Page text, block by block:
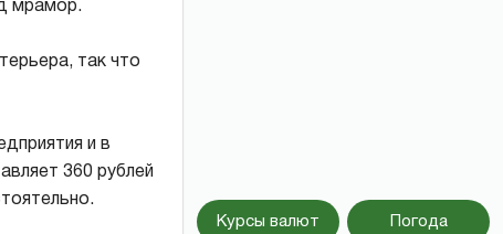
мрамор.
так что
и в
360 рублей
Курсы валют Погода